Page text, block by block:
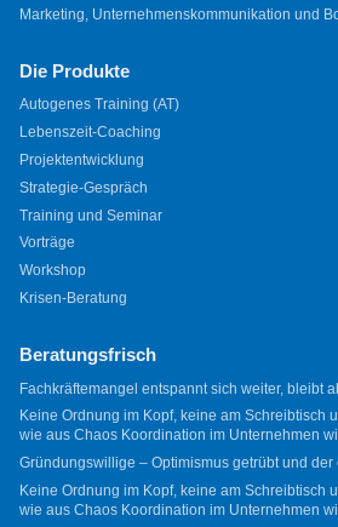
Marketing, Unternehmenskommunikation und
Die Produkte
Autogenes Training (AT)
Lebenszeit-Coaching
Projektentwicklung
Strategie-Gespräch
Training und Seminar
Vorträge
Workshop
Krisen-Beratung
Beratungsfrisch
Fachkräftemangel entspannt sich weiter, bleibt
Keine Ordnung im Kopf, keine am Schreibtisch
wie aus Chaos Koordination im Unternehmen
Gründungswillige – Optimismus getrübt und
Keine Ordnung im Kopf, keine am Schreibtisch
wie aus Chaos Koordination im Unternehmen